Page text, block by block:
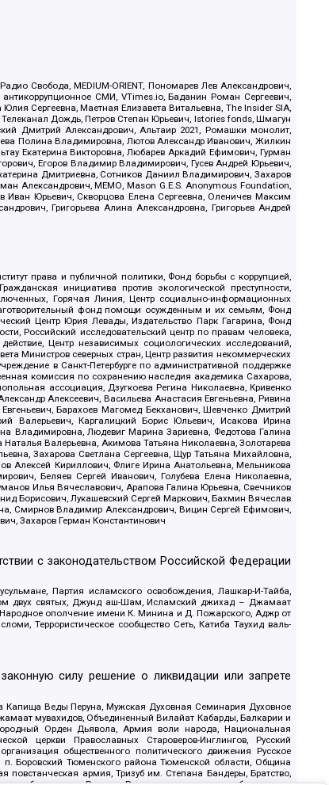
Свобода, MEDIUM-ORIENT, Пономарев Лев Александрович,
СМИ, VTimes.io, Баданин Роман Сергеевич,
Сергеевна, Маетная Елизавета Витальевна, The Insider SIA,
Дождь, Петров Степан Юрьевич, Istories fonds, Шмагун
Дмитрий Александрович, Альтаир 2021, Ромашки монолит,
Полина Владимировна, Лютов Александр Иванович, Жилкин
Екатерина Викторовна, Любарев Аркадий Ефимович, Гурман
Егоров Владимир Владимирович, Гусев Андрей Юрьевич,
Дмитриевна, Сотников Даниил Владимирович, Захаров
Александрович, МЕМО, Mason G.E.S. Anonymous Foundation,
Юрьевич, Скворцова Елена Сергеевна, Оленичев Максим
Григорьева Алина Александровна, Григорьев Андрей
права и публичной политики, Фонд борьбы с коррупцией,
инициатива против экологической преступности,
Горячая Линия, Центр социально-информационных
фонд помощи осужденным и их семьям, Фонд
Центр Юрия Левады, Издательство Парк Гагарина, Фонд
Российский исследовательский центр по правам человека,
Центр независимых социологических исследований,
Министров северных стран, Центр развития некоммерческих
в Санкт-Петербурге по административной поддержке
комиссия по сохранению наследия академика Сахарова,
ассоциация, Дзугкоева Регина Николаевна, Кривенко
Алексеевич, Васильева Анастасия Евгеньевна, Ривина
Барахоев Магомед Бекханович, Шевченко Дмитрий
Валерьевич, Каргалицкий Борис Юльевич, Исакова Ирина
Владимировна, Людевиг Марина Зариевна, Федотова Галина
Валерьевна, Акимова Татьяна Николаевна, Золотарева
Захарова Светлана Сергеевна, Щур Татьяна Михайловна,
Алексей Кириллович, Флиге Ирина Анатольевна, Мельникова
Беляев Сергей Иванович, Голубева Елена Николаевна,
Илья Вячеславович, Арапова Галина Юрьевна, Свечников
Борисович, Лукашевский Сергей Маркович, Бахмин Вячеслав
Смирнов Владимир Александрович, Вицин Сергей Ефимович,
Захаров Герман Константинович
с законодательством Российской Федерации
Партия исламского освобождения, Лашкар-И-Тайба,
двух святых, Джунд аш-Шам, Исламский джихад – Джамаат
ополчение имени К. Минина и Д. Пожарского, Аджр от
Террористическое сообщество Сеть, Катиба Таухид валь-
силу решение о ликвидации или запрете
Капища Веды Перуна, Мужская Духовная Семинария Духовное
мувахидов, Объединенный Вилайат Кабарды, Балкарии и
Орден Дьявола, Армия воли народа, Национальная
церкви Православных Староверов-Инглингов, Русский
общественного политического движения Русское
п. Боровский Тюменского района Тюменской области, Община
армия, Тризуб им. Степана Бандеры, Братство,